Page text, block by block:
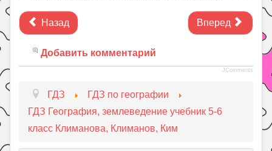
Назад Вперед
Добавить комментарий
JComments
ГДЗ
ГДЗ по географии
ГДЗ География, землеведение учебник 5-6
класс Климанова, Климанов, Ким